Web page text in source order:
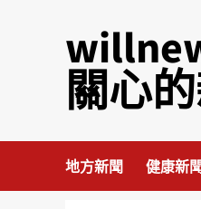
關心
地方新聞 健康新聞